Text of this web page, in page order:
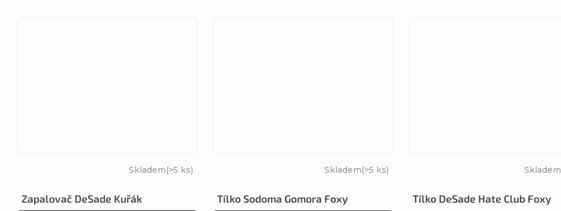
Zapalovač DeSade Kuřák
Skladem(>5 ks)
Tílko Sodoma Gomora Foxy
Skladem(>5 ks)
Tílko DeSade Hate Club Foxy
Skladem